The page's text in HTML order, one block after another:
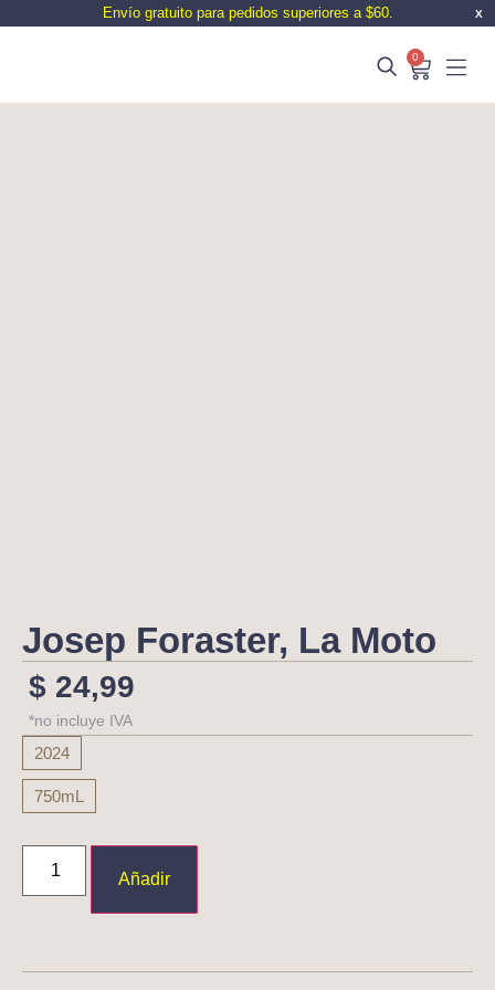
X
Envío gratuito para pedidos superiores a $60.
0
Josep Foraster, La Moto
$ 24,99
*no incluye IVA
2024
750mL
Añadir